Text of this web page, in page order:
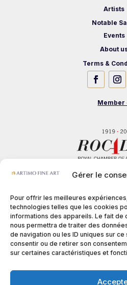
Gérer le
Pour offrir les meilleures
technologies telles que les cookies
informations des appareils. Le fait de
nous permettra de traiter des
de navigation ou les ID uniques sur
consentir ou de retirer son
sur certaines caractéristiques et
Artists
Notable
Events
About
Terms &
Member